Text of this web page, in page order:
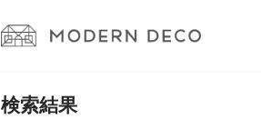
検索結果